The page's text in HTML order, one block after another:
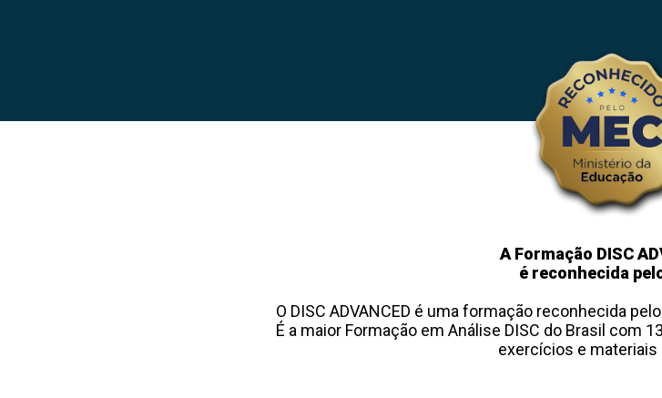
A Formação DISC
é reconhecida
O DISC ADVANCED é uma formação reconhecida
É a maior Formação em Análise DISC do Brasil com
exercícios e materiais